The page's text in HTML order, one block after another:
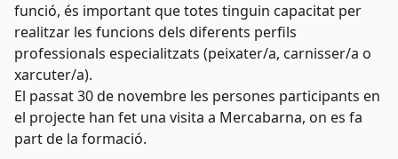
funció, és important que totes tinguin capacitat per
realitzar les funcions dels diferents perfils
professionals especialitzats (peixater/a, carnisser/a o
xarcuter/a).
El passat 30 de novembre les persones participants en
el projecte han fet una visita a Mercabarna, on es fa
part de la formació.